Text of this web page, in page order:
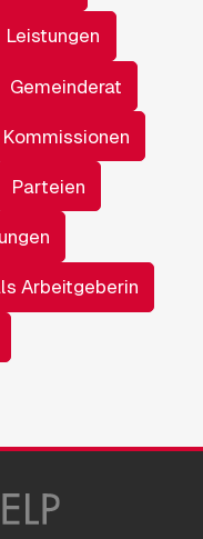
Leistungen
Gemeinderat
Kommissionen
Parteien
Arbeitgeberin